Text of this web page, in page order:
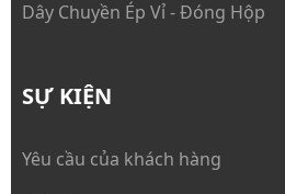
Dây Chuyền Ép Vỉ - Đóng Hộp
SỰ KIỆN
Yêu cầu của khách hàng